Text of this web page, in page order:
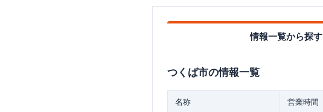
情報一覧から探す
つくば市の情報一覧
名称 営業時間